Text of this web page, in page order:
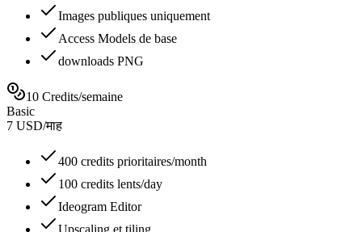
Images publiques uniquement
Access Models de base
downloads PNG
10 Credits/semaine
Basic
7 USD/माह
400 credits prioritaires/month
100 credits lents/day
Ideogram Editor